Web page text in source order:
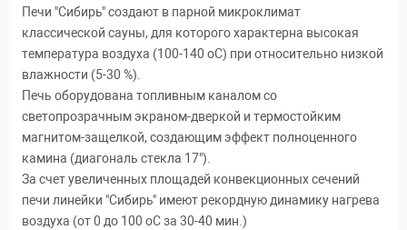
Печи "Сибирь" создают в парной микроклимат
классической сауны, для которого характерна высокая
температура воздуха (100-140 оС) при относительно низкой
влажности (5-30 %).
Печь оборудована топливным каналом со
светопрозрачным экраном-дверкой и термостойким
магнитом-защелкой, создающим эффект полноценного
камина (диагональ стекла 17").
За счет увеличенных площадей конвекционных сечений
печи линейки "Сибирь" имеют рекордную динамику нагрева
воздуха (от 0 до 100 оС за 30-40 мин.)